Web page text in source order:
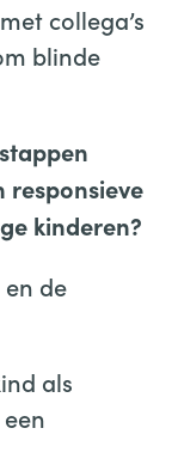
collega’s
blinde
responsieve
kinderen?
de
als